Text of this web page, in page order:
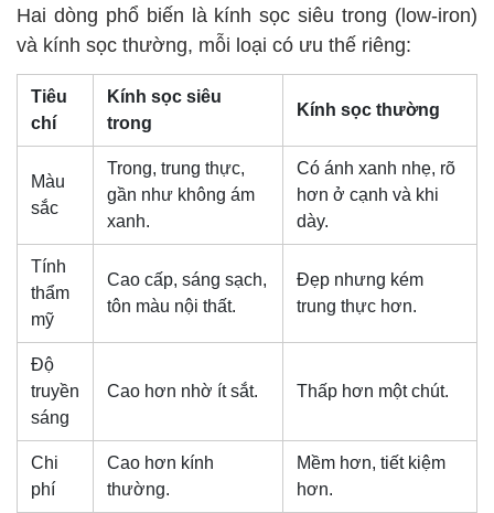
Hai dòng phổ biến là kính sọc siêu trong (low-iron)
và kính sọc thường, mỗi loại có ưu thế riêng:
Tiêu
chí
Kính sọc siêu
trong
Kính sọc thường
Màu
sắc
Trong, trung thực,
gần như không ám
xanh.
Có ánh xanh nhẹ, rõ
hơn ở cạnh và khi
dày.
Tính
thẩm
mỹ
Cao cấp, sáng sạch,
tôn màu nội thất.
Đẹp nhưng kém
trung thực hơn.
Độ
truyền
sáng
Cao hơn nhờ ít sắt. Thấp hơn một chút.
Chi
phí
Cao hơn kính
thường.
Mềm hơn, tiết kiệm
hơn.